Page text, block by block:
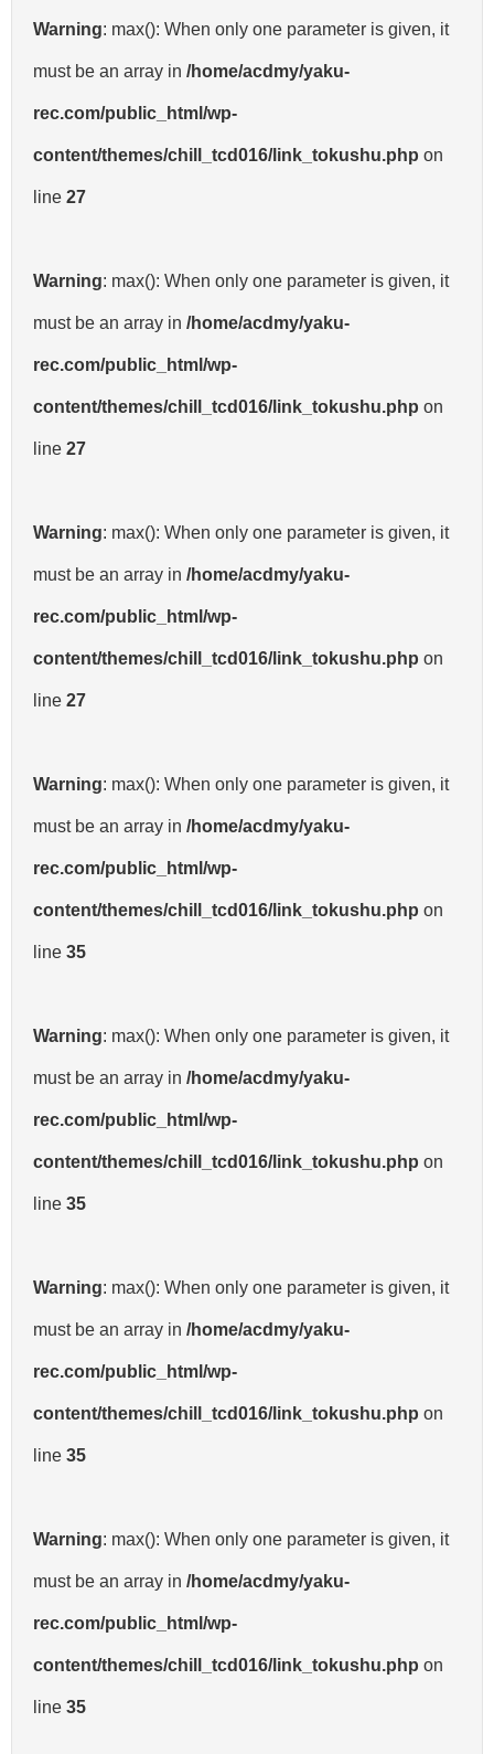
Warning: max(): When only one parameter is given, it
must be an array in /home/acdmy/yaku-
rec.com/public_html/wp-
content/themes/chill_tcd016/link_tokushu.php on
line 27
Warning: max(): When only one parameter is given, it
must be an array in /home/acdmy/yaku-
rec.com/public_html/wp-
content/themes/chill_tcd016/link_tokushu.php on
line 27
Warning: max(): When only one parameter is given, it
must be an array in /home/acdmy/yaku-
rec.com/public_html/wp-
content/themes/chill_tcd016/link_tokushu.php on
line 27
Warning: max(): When only one parameter is given, it
must be an array in /home/acdmy/yaku-
rec.com/public_html/wp-
content/themes/chill_tcd016/link_tokushu.php on
line 35
Warning: max(): When only one parameter is given, it
must be an array in /home/acdmy/yaku-
rec.com/public_html/wp-
content/themes/chill_tcd016/link_tokushu.php on
line 35
Warning: max(): When only one parameter is given, it
must be an array in /home/acdmy/yaku-
rec.com/public_html/wp-
content/themes/chill_tcd016/link_tokushu.php on
line 35
Warning: max(): When only one parameter is given, it
must be an array in /home/acdmy/yaku-
rec.com/public_html/wp-
content/themes/chill_tcd016/link_tokushu.php on
line 35